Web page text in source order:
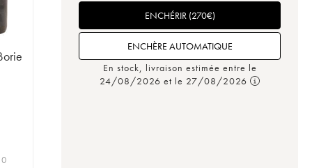
ENCHÉRIR(270€)
ENCHÈRE AUTOMATIQUE
En stock, livraison estimée entre le
24/08/2026 et le 27/08/2026